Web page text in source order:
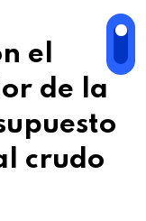
el
de la
crudo